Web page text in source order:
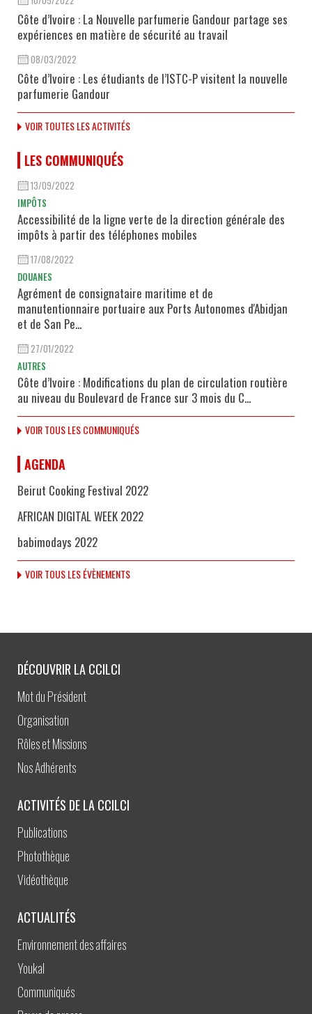
Côte d’Ivoire : La Nouvelle parfumerie Gandour partage ses
expériences en matière de sécurité au travail
08/03/2022
Côte d’Ivoire : Les étudiants de l’ISTC-P visitent la nouvelle
parfumerie Gandour
VOIR TOUTES LES ACTIVITÉS
LES COMMUNIQUÉS
13/09/2022
IMPÔTS
Accessibilité de la ligne verte de la direction générale des
impôts à partir des téléphones mobiles
17/08/2022
DOUANES
Agrément de consignataire maritime et de
manutentionnaire portuaire aux Ports Autonomes d'Abidjan
et de San Pe...
27/01/2022
AUTRES
Côte d’Ivoire : Modifications du plan de circulation routière
au niveau du Boulevard de France sur 3 mois du C...
VOIR TOUS LES COMMUNIQUÉS
AGENDA
Beirut Cooking Festival 2022
AFRICAN DIGITAL WEEK 2022
babimodays 2022
VOIR TOUS LES ÉVÈNEMENTS
DÉCOUVRIR LA CCILCI
Mot du Président
Organisation
Rôles et Missions
Nos Adhérents
ACTIVITÉS DE LA CCILCI
Publications
Photothèque
Vidéothèque
ACTUALITÉS
Environnement des affaires
Youkal
Communiqués